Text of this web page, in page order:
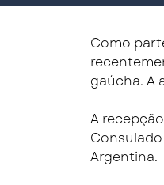
Como
gaúcha. A
A
Argentina.